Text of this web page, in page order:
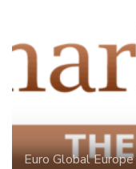
Euro GlobalEurope